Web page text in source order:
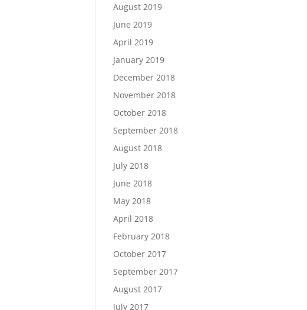
August 2019
June 2019
April 2019
January 2019
December 2018
November 2018
October 2018
September 2018
August 2018
July 2018
June 2018
May 2018
April 2018
February 2018
October 2017
September 2017
August 2017
July 2017